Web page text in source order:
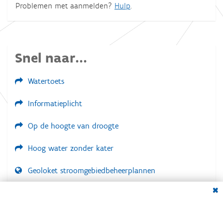
Problemen met aanmelden? Hulp
Snel naar...
Watertoets
Informatieplicht
Op de hoogte van droogte
Hoog water zonder kater
Geoloket stroomgebiedbeheerplannen